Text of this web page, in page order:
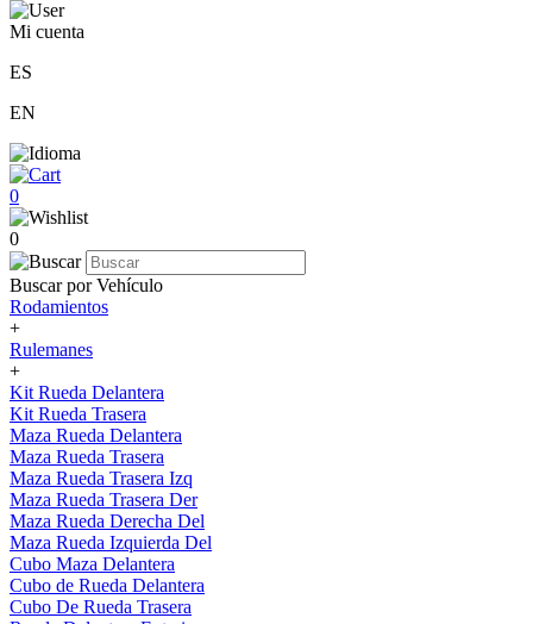
Mi cuenta
ES
EN
0
0
Buscar por Vehículo
Rodamientos
+
Rulemanes
+
Kit Rueda Delantera
Kit Rueda Trasera
Maza Rueda Delantera
Maza Rueda Trasera
Maza Rueda Trasera Izq
Maza Rueda Trasera Der
Maza Rueda Derecha Del
Maza Rueda Izquierda Del
Cubo Maza Delantera
Cubo de Rueda Delantera
Cubo De Rueda Trasera